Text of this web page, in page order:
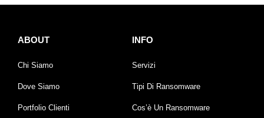
ABOUT
Chi Siamo
Dove Siamo
Portfolio Clienti
INFO
Servizi
Tipi Di Ransomware
Cos’è Un Ransomware